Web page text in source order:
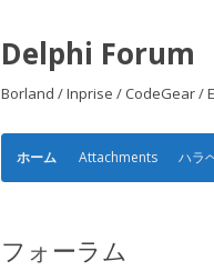
Delphi Forum
Borland / Inprise / CodeGear /
ホーム Attachments ハラ
フォーラム